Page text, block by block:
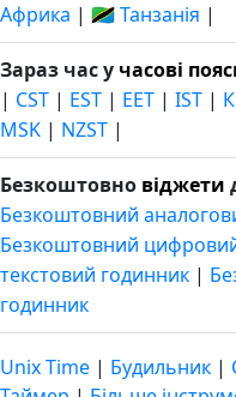
Африка | 🇹🇿 Танзанія |
Зараз час у часові
| CST | EST | EET | IST |
MSK | NZST |
Безкоштовно віджети
Безкоштовний
Безкоштовний
текстовий годинник |
годинник
Unix Time | Будильник |